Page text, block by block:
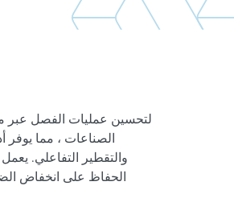
الصناعات ، مما يوفر
والتقطير التفاعلي.
الحفاظ على انخفاض